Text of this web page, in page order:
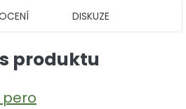
DISKUZE
produktu